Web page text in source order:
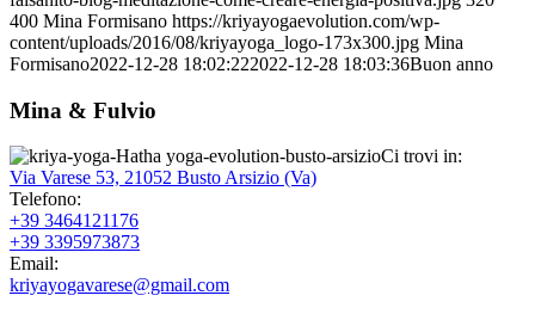
400 Mina Formisano https://kriyayogaevolution.com/wp-
content/uploads/2016/08/kriyayoga_logo-173x300.jpg Mina
Formisano2022-12-28 18:02:222022-12-28 18:03:36Buon anno
Mina & Fulvio
Ci trovi in:
Via Varese 53, 21052 Busto Arsizio (Va)
Telefono:
+39 3464121176
+39 3395973873
Email:
kriyayogavarese@gmail.com